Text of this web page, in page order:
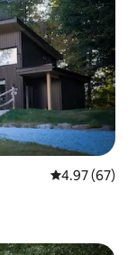
คะแนนเฉลี่ย
4.97 (67)